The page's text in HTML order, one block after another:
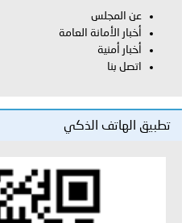
عن المجلس
أخبار الأمانة العامة
أخبار أمنية
اتصل بنا
تطبيق الهاتف الذكي